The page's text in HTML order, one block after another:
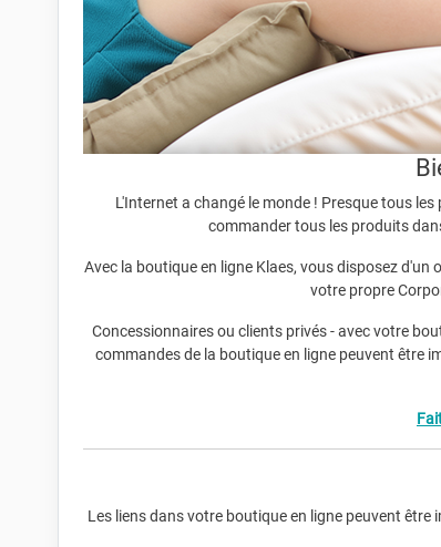
L'Internet a changé le monde ! Presque tous
commander tous les produits
Avec la boutique en ligne Klaes, vous disposez
votre propre
Concessionnaires ou clients privés - avec votre
commandes de la boutique en ligne peuvent être
Les liens dans votre boutique en ligne peuvent